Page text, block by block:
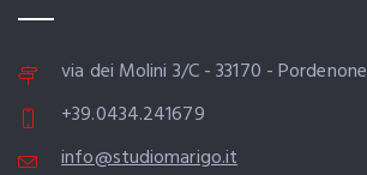
via dei Molini 3/C - 33170 - Pordenone
+39.0434.241679
info@studiomarigo.it